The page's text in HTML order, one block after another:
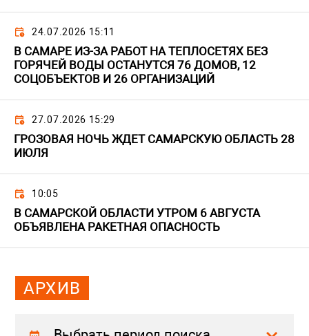
24.07.2026 15:11
В САМАРЕ ИЗ-ЗА РАБОТ НА ТЕПЛОСЕТЯХ БЕЗ
ГОРЯЧЕЙ ВОДЫ ОСТАНУТСЯ 76 ДОМОВ, 12
СОЦОБЪЕКТОВ И 26 ОРГАНИЗАЦИЙ
27.07.2026 15:29
ГРОЗОВАЯ НОЧЬ ЖДЕТ САМАРСКУЮ ОБЛАСТЬ 28
ИЮЛЯ
10:05
В САМАРСКОЙ ОБЛАСТИ УТРОМ 6 АВГУСТА
ОБЪЯВЛЕНА РАКЕТНАЯ ОПАСНОСТЬ
АРХИВ